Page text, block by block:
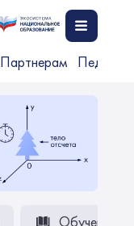
Партнерам
Обучение